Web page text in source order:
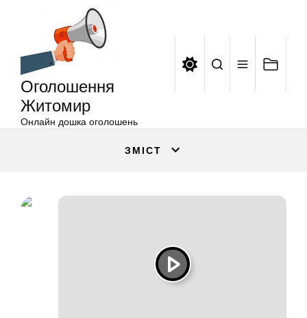
Оголошення
Житомир
Онлайн дошка оголошень
ЗМІСТ